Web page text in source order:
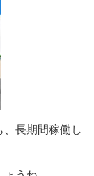
長期間稼働し